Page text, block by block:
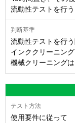
流動性テストを行う
流動性テストを行
インククリーニング
機械クリーニングは
使用要件に従って